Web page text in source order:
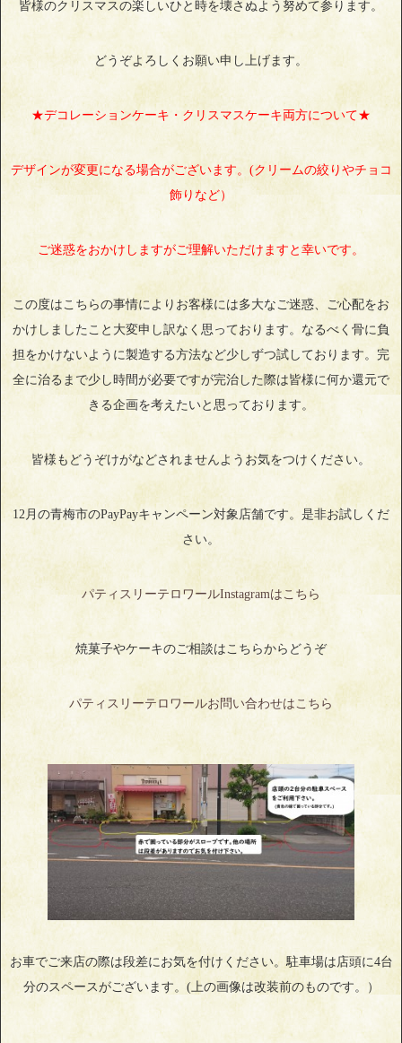
皆様のクリスマスの楽しいひと時を壊さぬよう努めて参ります。
どうぞよろしくお願い申し上げます。
★デコレーションケーキ・クリスマスケーキ両方について★
デザインが変更になる場合がございます。(クリームの絞りやチョコ
飾りなど）
ご迷惑をおかけしますがご理解いただけますと幸いです。
この度はこちらの事情によりお客様には多大なご迷惑、ご心配をお
かけしましたこと大変申し訳なく思っております。なるべく骨に負
担をかけないように製造する方法など少しずつ試しております。完
全に治るまで少し時間が必要ですが完治した際は皆様に何か還元で
きる企画を考えたいと思っております。
皆様もどうぞけがなどされませんようお気をつけください。
12月の青梅市のPayPayキャンペーン対象店舗です。是非お試しくだ
さい。
パティスリーテロワールInstagramはこちら
焼菓子やケーキのご相談はこちらからどうぞ
パティスリーテロワールお問い合わせはこちら
お車でご来店の際は段差にお気を付けください。駐車場は店頭に4台
分のスペースがございます。(上の画像は改装前のものです。）